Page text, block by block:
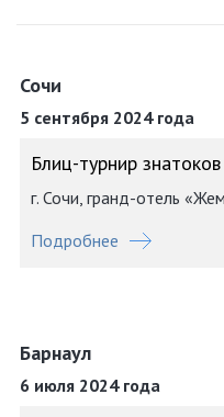
Сочи
5 сентября 2024 года
Блиц-турнир
г. Сочи, гранд-отель
Подробнее
Барнаул
6 июля 2024 года